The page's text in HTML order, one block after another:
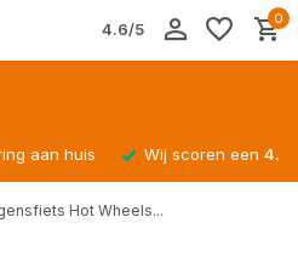
4.6/5
0
aan huis Wij scoren een
Hot Wheels...